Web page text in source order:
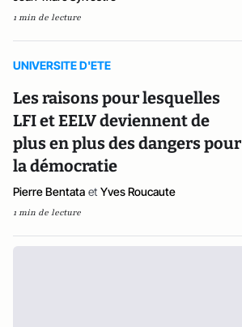
1 min de lecture
UNIVERSITE D'ETE
Les raisons pour lesquelles
LFI et EELV deviennent de
plus en plus des dangers pour
la démocratie
Pierre Bentata et Yves Roucaute
1 min de lecture